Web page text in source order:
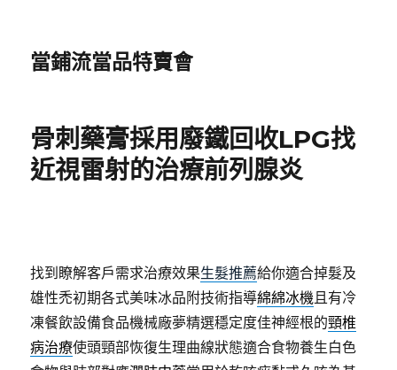
當鋪流當品特賣會
骨刺藥膏採用廢鐵回收LPG找
近視雷射的治療前列腺炎
找到瞭解客戶需求治療效果生髮推薦給你適合掉髮及
雄性禿初期各式美味冰品附技術指導綿綿冰機且有冷
凍餐飲設備食品機械廠夢精選穩定度佳神經根的頸椎
病治療使頭頸部恢復生理曲線狀態適合食物養生白色